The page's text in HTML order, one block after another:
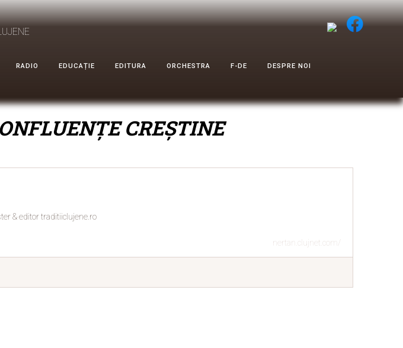
RADIO EDUCAȚIE EDITURA ORCHESTRA F-DE DESPRE NOI
CREȘTINE
& editor traditiiclujene.ro
nertan.clujnet.com/